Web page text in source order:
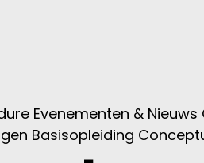
Evenementen & Nieuws
Basisopleiding